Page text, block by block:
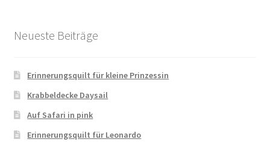
Neueste Beiträge
Erinnerungsquilt für kleine Prinzessin
Krabbeldecke Daysail
Auf Safari in pink
Erinnerungsquilt für Leonardo